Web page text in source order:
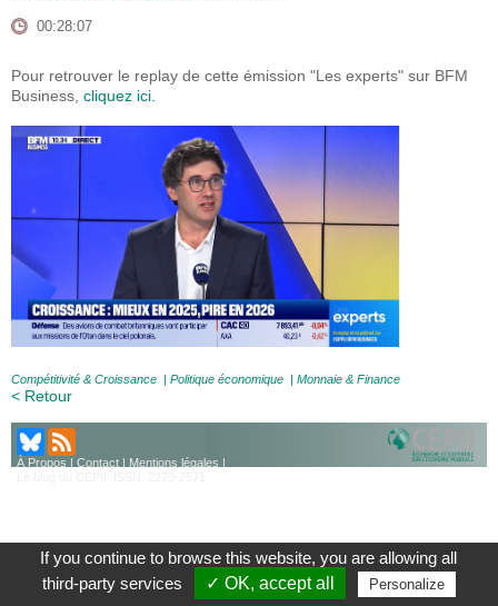
00:28:07
Pour retrouver le replay de cette émission "Les experts" sur BFM
Business, cliquez ici.
Compétitivité & Croissance Politique économique Monnaie & Finance
< Retour
À Propos Contact Mentions légales
If you continue to browse this website, you are allowing all
third-party services
✓ OK, accept all Personalize